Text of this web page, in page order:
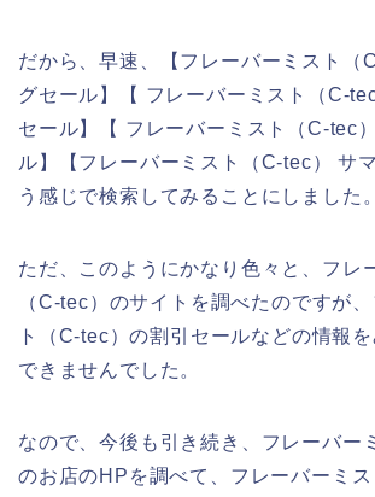
だから、早速、【フレーバーミスト（
グセール】【 フレーバーミスト（C-
セール】【 フレーバーミスト（C-tec
ル】【フレーバーミスト（C-tec） サ
う感じで検索してみることにしました。
ただ、このようにかなり色々と、フレ
（C-tec）のサイトを調べたのですが
ト（C-tec）の割引セールなどの情報
できませんでした。
なので、今後も引き続き、フレーバー
のお店のHPを調べて、フレーバーミ